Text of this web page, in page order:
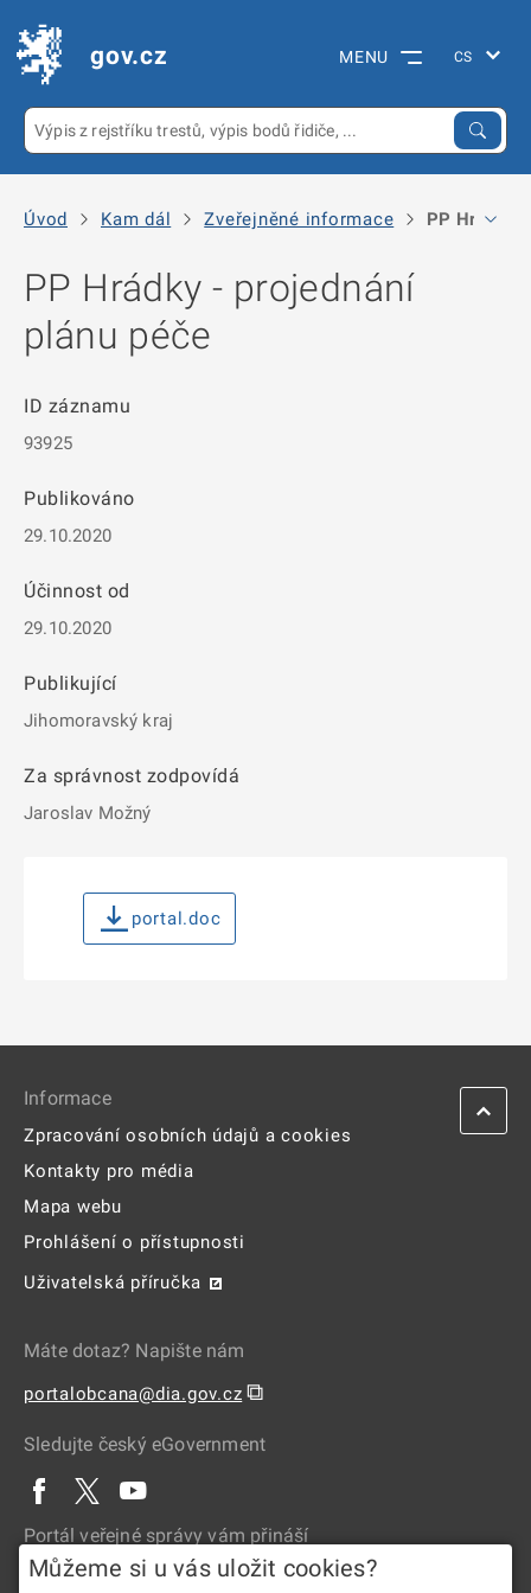
gov.cz MENU
Úvod Kam dál Zveřejněné informace PP Hrádky -
PP Hrádky - projednání
plánu péče
ID záznamu
93925
Publikováno
29.10.2020
Účinnost od
29.10.2020
Publikující
Jihomoravský kraj
Za správnost zodpovídá
Jaroslav Možný
portal.doc
Informace
Zpracování osobních údajů a cookies
Kontakty pro média
Mapa webu
Prohlášení o přístupnosti
Uživatelská příručka
Máte dotaz? Napište nám
portalobcana@dia.gov.cz ⧉
Sledujte český eGovernment
Portál veřejné správy vám přináší
Můžeme si u vás uložit cookies?